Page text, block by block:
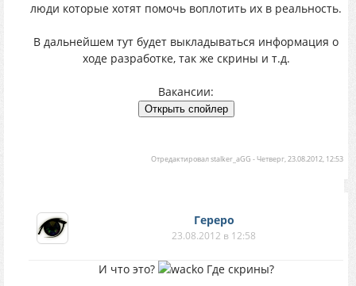
люди которые хотят помочь воплотить их в реальность.
В дальнейшем тут будет выкладываться информация о
ходе разработке, так же скрины и т.д.
Вакансии:
Отредактировалstalker_aGG -Четверг, 23.08.2012, 12:53
Гереро
23.08.2012 в 12:58
И что это? Где скрины?